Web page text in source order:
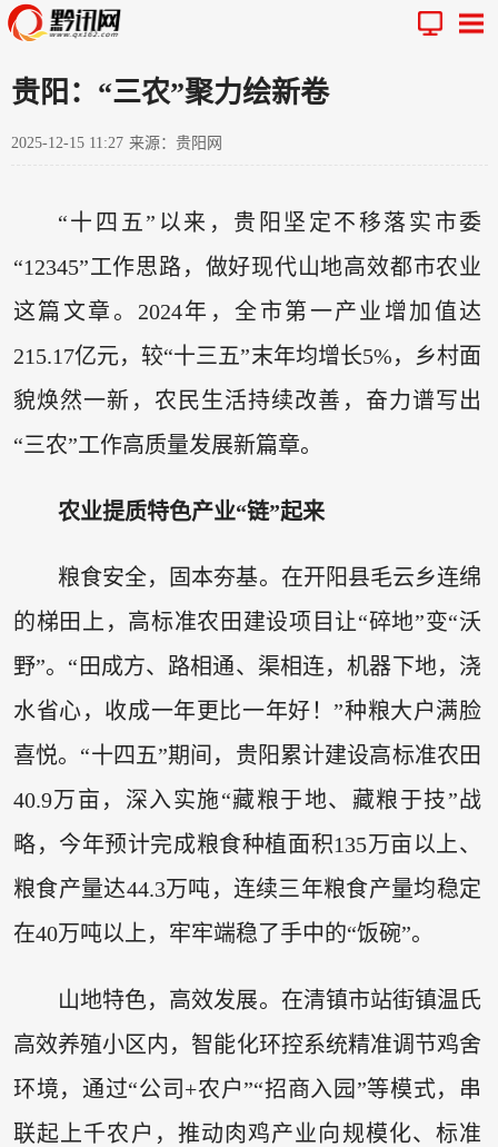
贵阳：“三农”聚力绘新卷
2025-12-15 11:27 来源：贵阳网
“十四五”以来，贵阳坚定不移落实市委
“12345”工作思路，做好现代山地高效都市农业
这篇文章。2024年，全市第一产业增加值达
215.17亿元，较“十三五”末年均增长5%，乡村面
貌焕然一新，农民生活持续改善，奋力谱写出
“三农”工作高质量发展新篇章。
农业提质特色产业“链”起来
粮食安全，固本夯基。在开阳县毛云乡连绵
的梯田上，高标准农田建设项目让“碎地”变“沃
野”。“田成方、路相通、渠相连，机器下地，浇
水省心，收成一年更比一年好！”种粮大户满脸
喜悦。“十四五”期间，贵阳累计建设高标准农田
40.9万亩，深入实施“藏粮于地、藏粮于技”战
略，今年预计完成粮食种植面积135万亩以上、
粮食产量达44.3万吨，连续三年粮食产量均稳定
在40万吨以上，牢牢端稳了手中的“饭碗”。
山地特色，高效发展。在清镇市站街镇温氏
高效养殖小区内，智能化环控系统精准调节鸡舍
环境，通过“公司+农户”“招商入园”等模式，串
联起上千农户，推动肉鸡产业向规模化、标准